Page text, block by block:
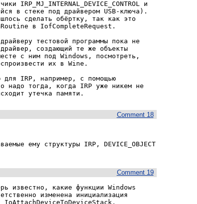
IRP_MJ_INTERNAL_DEVICE_CONTROL и
в стеке под драйвером USB-ключа).
сделать обёртку, так как это
в IofCompleteRequest.
тестовой программы пока не
создающий те же объекты
с ним под Windows, посмотреть,
их в Wine.
для IRP, например, с помощью
надо тогда, когда IRP уже никем не
Comment 18
ему структуры IRP, DEVICE_OBJECT
Comment 19
известно, какие функции Windows
изменена инициализация
IoAttachDeviceToDeviceStack.